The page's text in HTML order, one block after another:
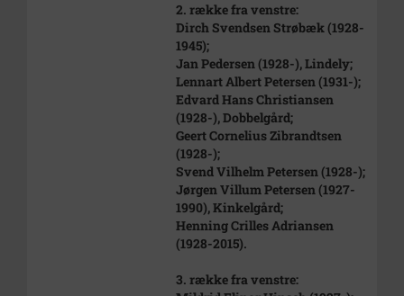
2. række fra venstre:
Dirch Svendsen Strøbæk (1928-
1945);
Jan Pedersen (1928-), Lindely;
Lennart Albert Petersen (1931-);
Edvard Hans Christiansen
(1928-), Dobbelgård;
Geert Cornelius Zibrandtsen
(1928-);
Svend Vilhelm Petersen (1928-);
Jørgen Villum Petersen (1927-
1990), Kinkelgård;
Henning Crilles Adriansen
(1928-2015).
3. række fra venstre: